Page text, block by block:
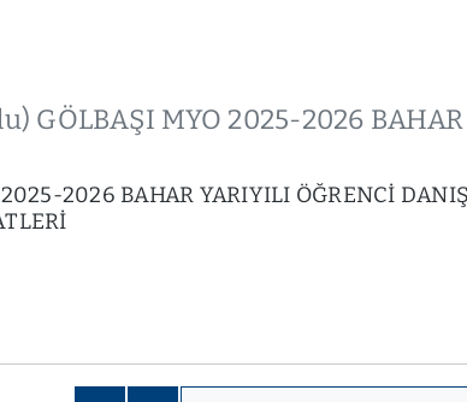
GÖLBAŞI MYO 2025-2026
2025-2026 BAHAR YARIYILI ÖĞRENCİ